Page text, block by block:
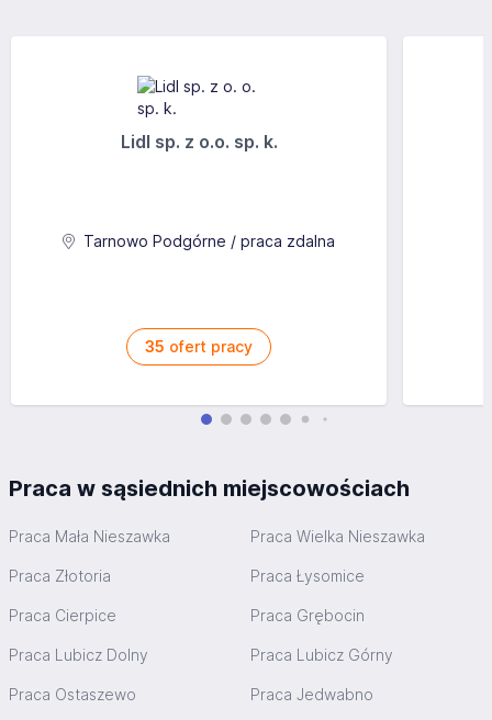
Lidl sp. z o.o. sp. k.
Tarnowo Podgórne / praca zdalna
35 ofert pracy
Praca w sąsiednich miejscowościach
Praca Mała Nieszawka Praca Wielka Nieszawka
Praca Złotoria Praca Łysomice
Praca Cierpice Praca Grębocin
Praca Lubicz Dolny Praca Lubicz Górny
Praca Ostaszewo Praca Jedwabno